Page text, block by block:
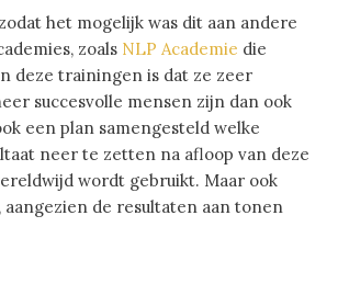
het mogelijk was dit aan andere
zoals NLP Academie die
deze trainingen is dat ze zeer
succesvolle mensen zijn dan ook
een plan samengesteld welke
neer te zetten na afloop van deze
wordt gebruikt. Maar ook
de resultaten aan tonen